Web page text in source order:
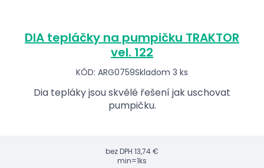
DIA tepláčky na pumpičku TRAKTOR
vel. 122
KÓD: ARG0759Skladom 3 ks
Dia tepláky jsou skvělé řešení jak uschovat
pumpičku.
bez DPH 13,74 €
min=1ks